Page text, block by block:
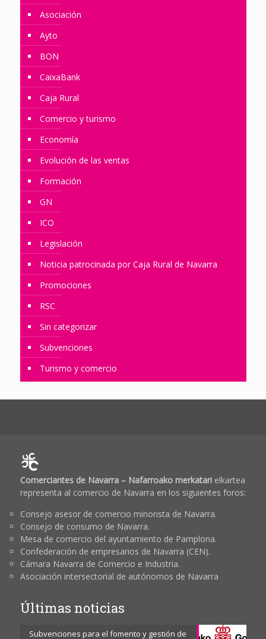
Asociación
Ayto
BON
CaixaBank
Caja Rural
Comercio y turismo
Economía
Evolución de las ventas
Formación
GN
ICO
Legislación
Noticia patrocinada por Caja Rural de Navarra
Promociones
RSC
Sin categorizar
Subvenciones
Turismo y comercio
Comerciantes de Navarra – Nafarroako merkatarielkartea
representa al comercio de Navarra en los siguientes foros:
Consejo asesor de comercio minorista de Navarra.
Consejo de consumo de Navarra.
Mesa de comercio del ayuntamiento de Pamplona.
Confederación de empresarios de Navarra (CEN).
Cámara Navarra de Comercio e Industria.
Asociación intersectorial de autónomos de Navarra
Últimas noticias
Subvenciones para el fomento y gestión de